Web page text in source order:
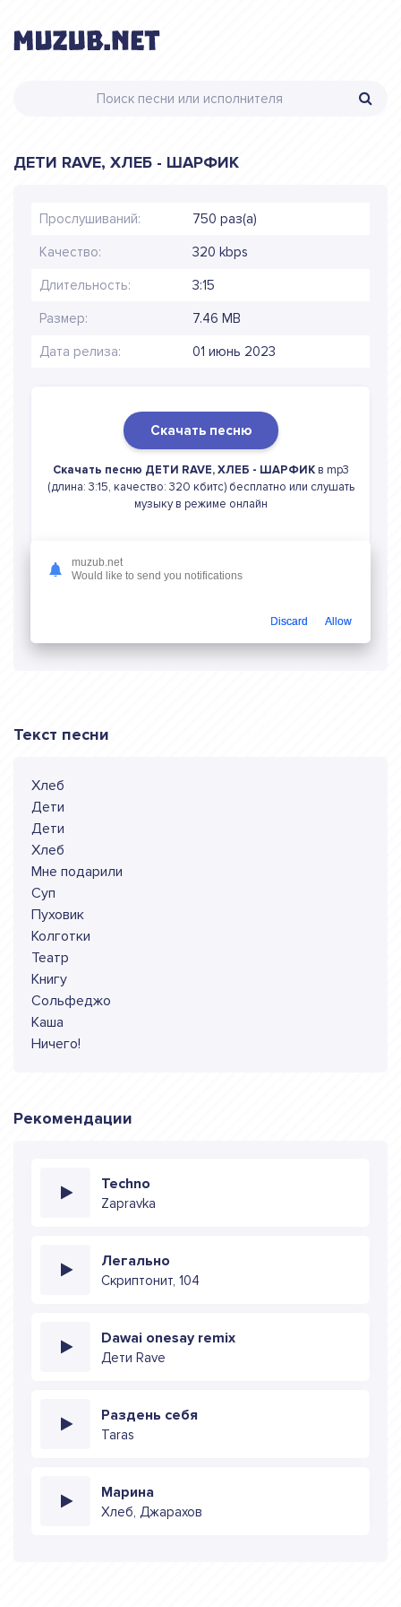
ДЕТИ RAVE, ХЛЕБ - ШАРФИК
Прослушиваний: 750 раз(а)
Качество: 320 kbps
Длительность: 3:15
Размер: 7.46 MB
Дата релиза: 01 июнь 2023
Скачать песню
Скачать песню ДЕТИ RAVE, ХЛЕБ - ШАРФИКв mp3
(длина: 3:15, качество: 320 кбитс) бесплатно или слушать
музыку в режиме онлайн
Текст песни
Хлеб
Дети
Дети
Хлеб
Мне подарили
Суп
Пуховик
Колготки
Театр
Книгу
Сольфеджо
Каша
Ничего!
Рекомендации
Techno
Zapravka
Легально
Скриптонит, 104
Dawai onesay remix
Дети Rave
Раздень себя
Taras
Марина
Хлеб, Джарахов
muzub.net
Would like to send you notifications
Discard Allow